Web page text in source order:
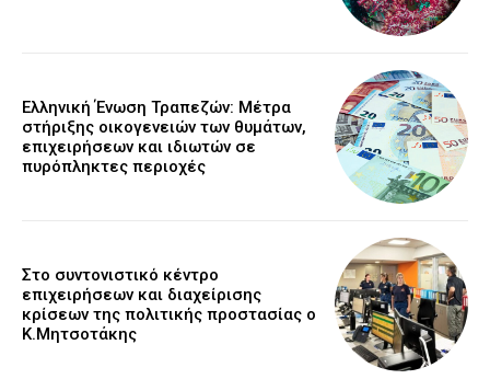
Ελληνική Ένωση Τραπεζών: Μέτρα
στήριξης οικογενειών των θυμάτων,
επιχειρήσεων και ιδιωτών σε
πυρόπληκτες περιοχές
Στο συντονιστικό κέντρο
επιχειρήσεων και διαχείρισης
κρίσεων της πολιτικής προστασίας ο
Κ.Μητσοτάκης